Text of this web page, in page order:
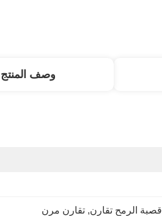
وصف المنتج
قصبة الرمح تقارن, تقارن مرن